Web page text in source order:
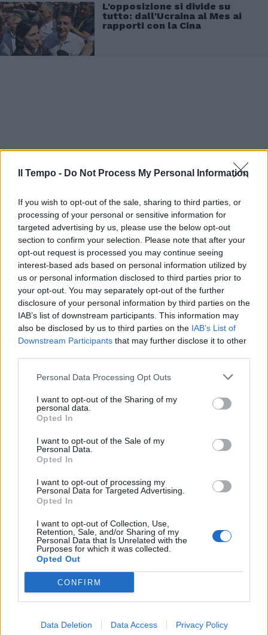
Il Tempo - Do Not Process My Personal Information
If you wish to opt-out of the sale, sharing to third parties, or
processing of your personal or sensitive information for
targeted advertising by us, please use the below opt-out
section to confirm your selection. Please note that after your
opt-out request is processed you may continue seeing
interest-based ads based on personal information utilized by
us or personal information disclosed to third parties prior to
your opt-out. You may separately opt-out of the further
disclosure of your personal information by third parties on the
IAB’s list of downstream participants. This information may
also be disclosed by us to third parties on the IAB’s List of
Downstream Participants that may further disclose it to other
Personal Data Processing Opt Outs
I want to opt-out of the Sharing of my
personal data.
Opted In
I want to opt-out of the Sale of my
Personal Data.
Opted In
I want to opt-out of processing my
Personal Data for Targeted Advertising.
Opted In
I want to opt-out of Collection, Use,
Retention, Sale, and/or Sharing of my
Personal Data that Is Unrelated with the
Purposes for which it was collected.
Opted Out
CONFIRM
Data Deletion Data Access Privacy Policy
L'opposizione si divide su
tutto: dall'Ucraina al Mes ai
rapporti con la Cina